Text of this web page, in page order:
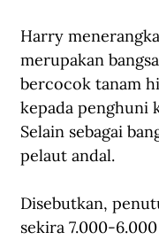
Harry
merupakan
bercocok tanam
kepada penghuni
Selain sebagai
pelaut andal.
Disebutkan,
sekira 7.000-